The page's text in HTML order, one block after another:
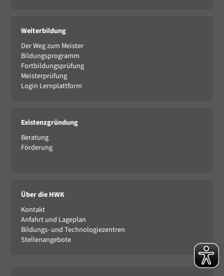
Weiterbildung
Der Weg zum Meister
Bildungsprogramm
Fortbildungsprüfung
Meisterprüfung
Login Lernplattform
Existenzgründung
Beratung
Förderung
Über die HWK
Kontakt
Anfahrt und Lageplan
Bildungs- und Technologiezentren
Stellenangebote